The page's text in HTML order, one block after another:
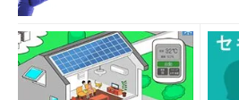
いのはもう昔の話？
同じバージョン「21H2」の
OSがあるのはなぜ？